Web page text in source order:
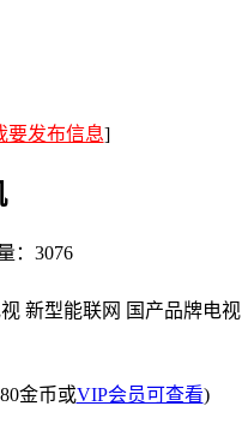
要发布信息]
：3076
新型能联网 国产品牌电
金币或VIP会员可查看)